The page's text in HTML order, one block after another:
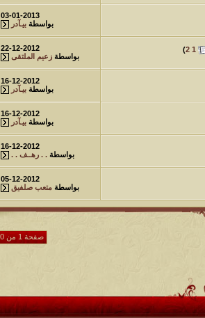
03-01-2013
بواسطة بيـآدر
1
2
)
22-12-2012
بواسطة زعيم الملتقى
16-12-2012
بواسطة بيـآدر
16-12-2012
بواسطة بيـآدر
16-12-2012
بواسطة . . رهــف . .
05-12-2012
بواسطة متعب صلفيق
صفحة 1 من 20